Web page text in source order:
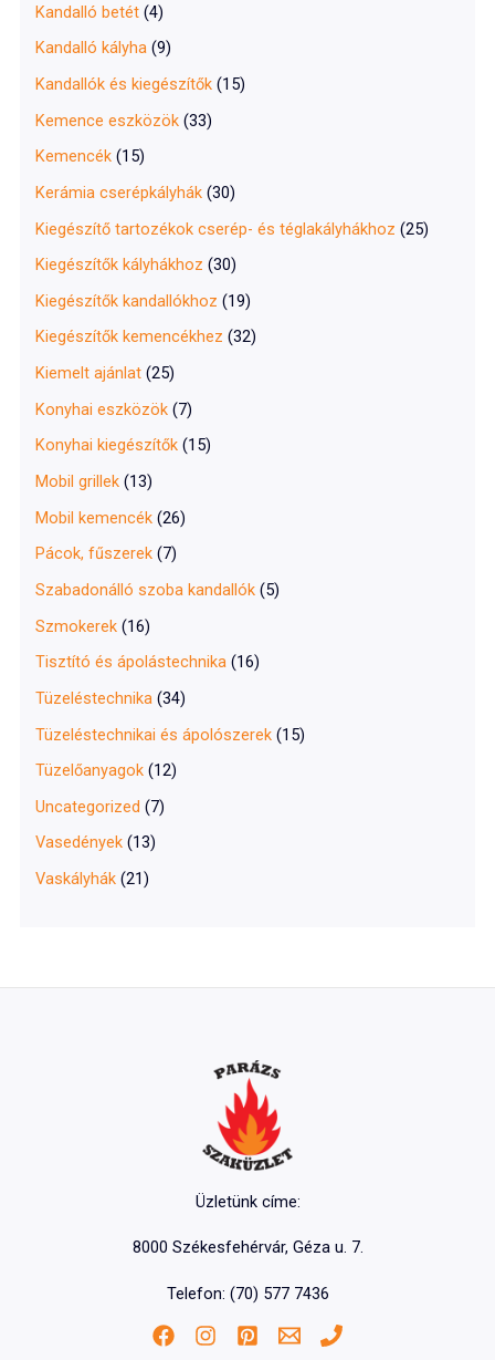
Kandalló betét (4)
Kandalló kályha (9)
Kandallók és kiegészítők (15)
Kemence eszközök (33)
Kemencék (15)
Kerámia cserépkályhák (30)
Kiegészítő tartozékok cserép- és téglakályhákhoz (25)
Kiegészítők kályhákhoz (30)
Kiegészítők kandallókhoz (19)
Kiegészítők kemencékhez (32)
Kiemelt ajánlat (25)
Konyhai eszközök (7)
Konyhai kiegészítők (15)
Mobil grillek (13)
Mobil kemencék (26)
Pácok, fűszerek (7)
Szabadonálló szoba kandallók (5)
Szmokerek (16)
Tisztító és ápolástechnika (16)
Tüzeléstechnika (34)
Tüzeléstechnikai és ápolószerek (15)
Tüzelőanyagok (12)
Uncategorized (7)
Vasedények (13)
Vaskályhák (21)
Üzletünk címe:
8000 Székesfehérvár, Géza u. 7.
Telefon: (70) 577 7436